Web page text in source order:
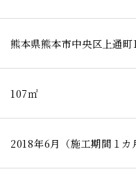
熊本県熊本市中央区上通町1
107㎡
2018年6月（施工期間１カ